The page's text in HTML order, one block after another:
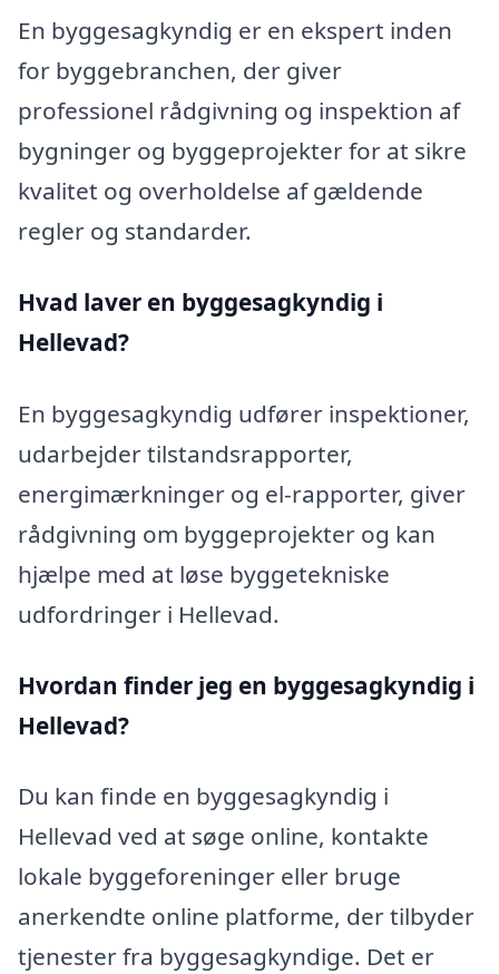
En byggesagkyndig er en ekspert inden
for byggebranchen, der giver
professionel rådgivning og inspektion af
bygninger og byggeprojekter for at sikre
kvalitet og overholdelse af gældende
regler og standarder.
Hvad laver en byggesagkyndig i
Hellevad?
En byggesagkyndig udfører inspektioner,
udarbejder tilstandsrapporter,
energimærkninger og el-rapporter, giver
rådgivning om byggeprojekter og kan
hjælpe med at løse byggetekniske
udfordringer i Hellevad.
Hvordan finder jeg en byggesagkyndig i
Hellevad?
Du kan finde en byggesagkyndig i
Hellevad ved at søge online, kontakte
lokale byggeforeninger eller bruge
anerkendte online platforme, der tilbyder
tjenester fra byggesagkyndige. Det er